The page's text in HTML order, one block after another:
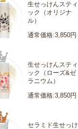
生せっけんスティ
ック（オリジナ
ル）
通常価格:3,850円
生せっけんスティ
ック（ローズ&ゼ
ラニウム）
通常価格:3,850円
セラミド生せっけ